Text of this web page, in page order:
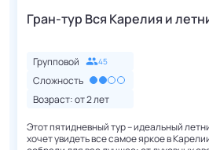
Гран-тур Вся Карелия и
Групповой 45
Сложность
Возраст: от2лет
Этот пятидневный тур – идеальный
хочет увидеть все самое яркое в Карелии